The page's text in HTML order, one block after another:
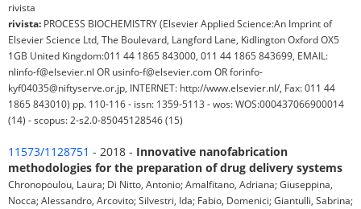
rivista
rivista: PROCESS BIOCHEMISTRY (Elsevier Applied Science:An Imprint of
Elsevier Science Ltd, The Boulevard, Langford Lane, Kidlington Oxford OX5
1GB United Kingdom:011 44 1865 843000, 011 44 1865 843699, EMAIL:
nlinfo-f@elsevier.nl OR usinfo-f@elsevier.com OR forinfo-
kyf04035@niftyserve.or.jp, INTERNET: http://www.elsevier.nl/, Fax: 011 44
1865 843010) pp. 110-116 - issn: 1359-5113 - wos: WOS:000437066900014
(14) - scopus: 2-s2.0-85045128546 (15)
11573/1128751 - 2018 - Innovative nanofabrication
methodologies for the preparation of drug delivery systems
Chronopoulou, Laura; Di Nitto, Antonio; Amalfitano, Adriana; Giuseppina,
Nocca; Alessandro, Arcovito; Silvestri, Ida; Fabio, Domenici; Giantulli, Sabrina;